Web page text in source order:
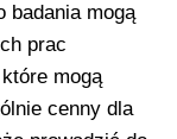
badania mogą
prac
mogą
cenny dla